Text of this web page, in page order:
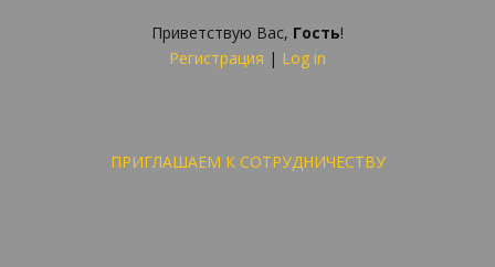
Приветствую Вас, Гость!
Регистрация | Log in
ПРИГЛАШАЕМ К СОТРУДНИЧЕСТВУ